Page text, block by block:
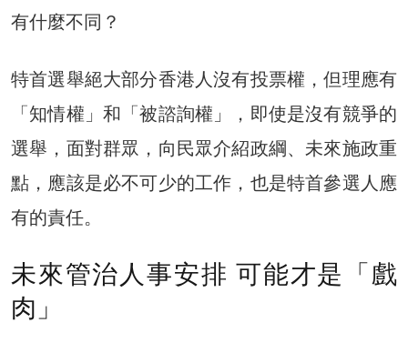
有什麼不同？
特首選舉絕大部分香港人沒有投票權，但理應有
「知情權」和「被諮詢權」，即使是沒有競爭的
選舉，面對群眾，向民眾介紹政綱、未來施政重
點，應該是必不可少的工作，也是特首參選人應
有的責任。
未來管治人事安排 可能才是「戲
肉」